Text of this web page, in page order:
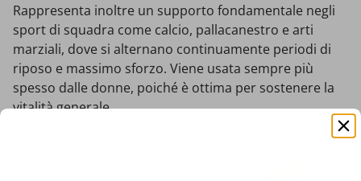
Rappresenta inoltre un supporto fondamentale negli
sport di squadra come calcio, pallacanestro e arti
marziali, dove si alternano continuamente periodi di
riposo e massimo sforzo. Viene usata sempre più
spesso dalle donne, poiché è ottima per sostenere la
vitalità generale.